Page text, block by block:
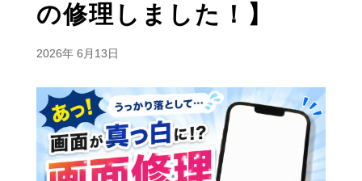
の修理しました！】
2026年 6月13日